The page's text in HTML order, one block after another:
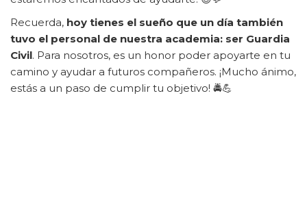
Recuerda, hoy tienes el sueño que un día también
tuvo el personal de nuestra academia: ser Guardia
Civil. Para nosotros, es un honor poder apoyarte en tu
camino y ayudar a futuros compañeros. ¡Mucho ánimo,
estás a un paso de cumplir tu objetivo! 🚔💪